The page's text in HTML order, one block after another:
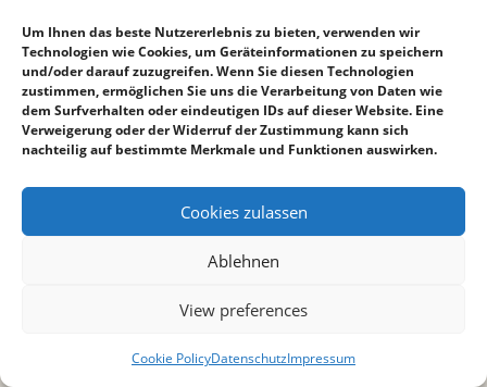
Um Ihnen das beste Nutzererlebnis zu bieten, verwenden wir
Technologien wie Cookies, um Geräteinformationen zu speichern
und/oder darauf zuzugreifen. Wenn Sie diesen Technologien
zustimmen, ermöglichen Sie uns die Verarbeitung von Daten wie
dem Surfverhalten oder eindeutigen IDs auf dieser Website. Eine
Verweigerung oder der Widerruf der Zustimmung kann sich
nachteilig auf bestimmte Merkmale und Funktionen auswirken.
Cookies zulassen
Ablehnen
View preferences
Cookie PolicyDatenschutzImpressum
Gottesdienst Hauskreis bei Reppich´s